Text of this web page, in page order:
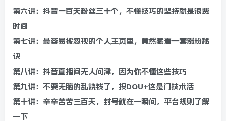
第六讲：抖音一百天粉丝三十个，不懂技巧的坚持就是浪费
时间
第七讲：最容易被忽视的个人主页里，竟然藏着一套涨粉秘
诀
第八讲：抖音直播间无人问津，因为你不懂这些技巧
第九讲：不要无脑的乱烧钱了，投DOU+这是门技术活
第十讲：辛辛苦苦三百天，封号就在一瞬间，平台规则了解
一下